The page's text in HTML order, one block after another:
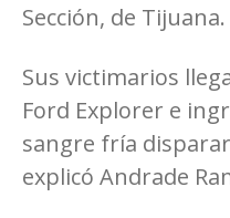
Sección, de Tijuana.
Sus victimarios
Ford Explorer e
sangre fría
explicó Andrade